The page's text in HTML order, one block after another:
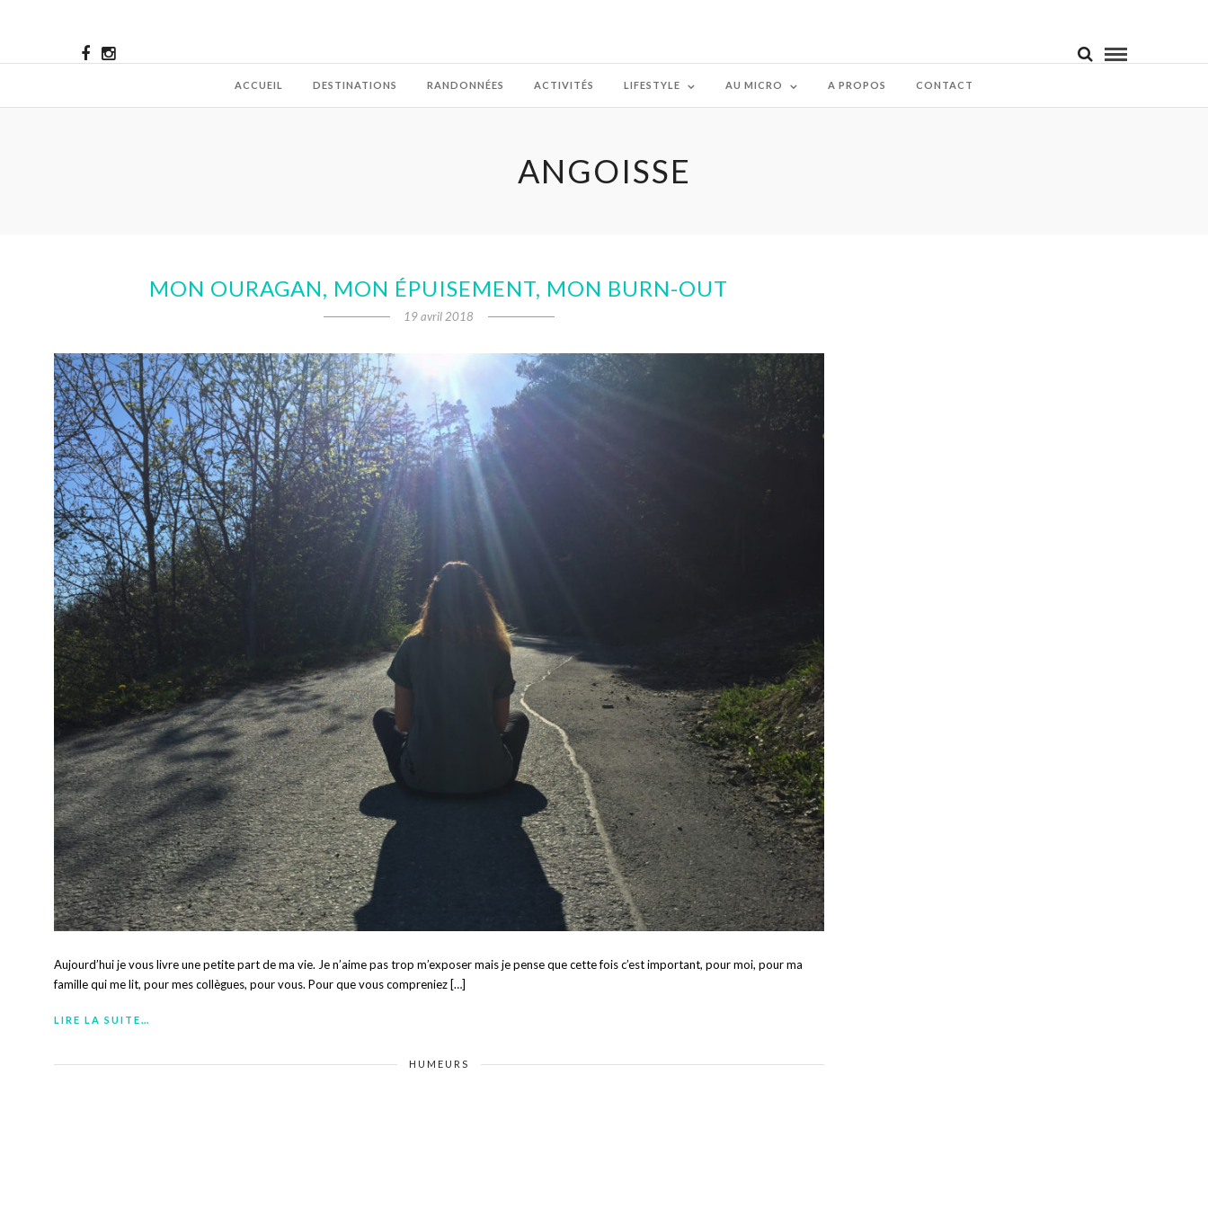
ACCUEIL DESTINATIONS RANDONNÉES ACTIVITÉS LIFESTYLE AU MICRO A PROPOS CONTACT
ANGOISSE
MON OURAGAN, MON ÉPUISEMENT, MON BURN-OUT
19 avril 2018
Aujourd’hui je vous livre une petite part de ma vie. Je n’aime pas trop m’exposer mais je pense que cette fois c’est important, pour moi, pour ma
famille qui me lit, pour mes collègues, pour vous. Pour que vous compreniez […]
LIRE LA SUITE…
HUMEURS